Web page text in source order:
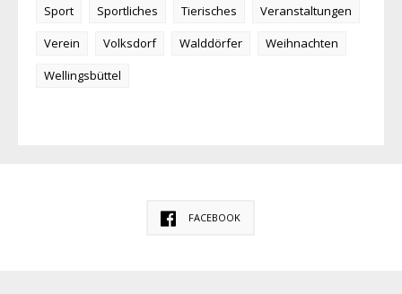
Sport
Sportliches Tierisches
Veranstaltungen
Verein
Volksdorf Walddörfer
Weihnachten
Wellingsbüttel
FACEBOOK